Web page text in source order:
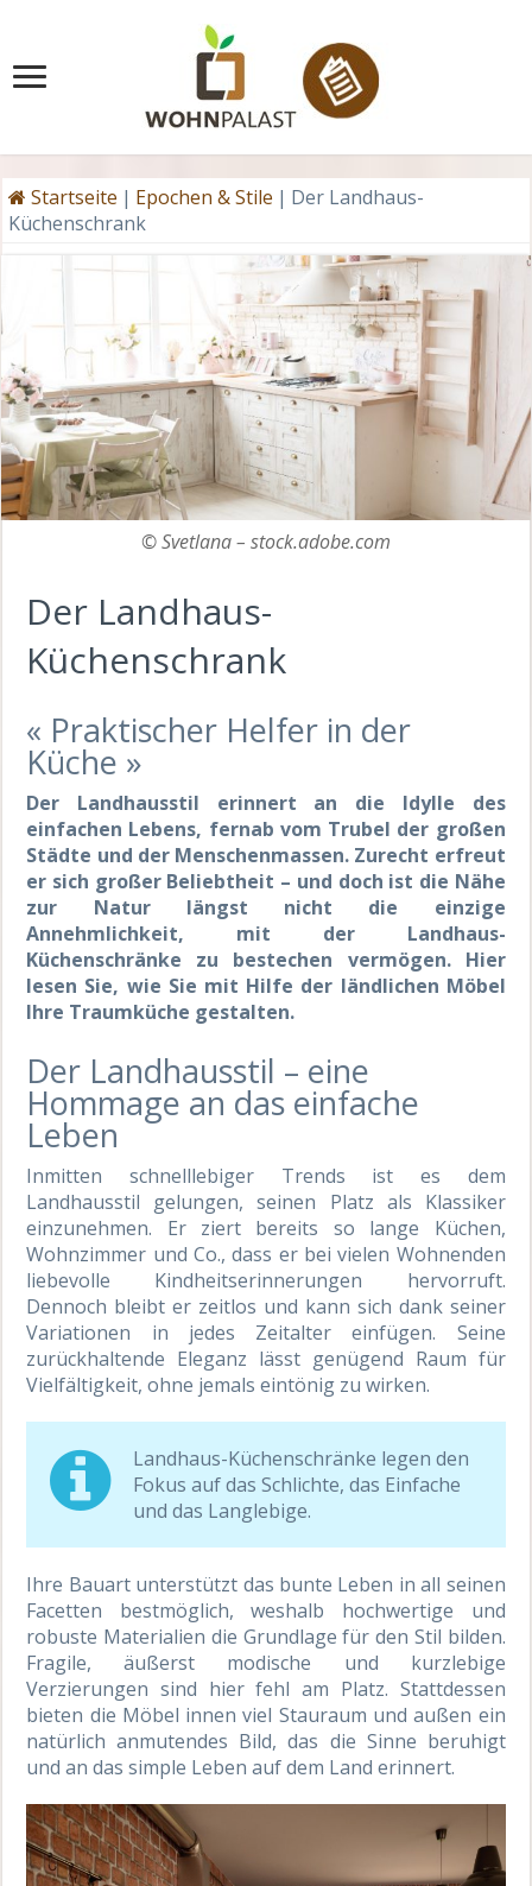
Startseite | Epochen & Stile | Der Landhaus-
Küchenschrank
© Svetlana – stock.adobe.com
Der Landhaus-
Küchenschrank
« Praktischer Helfer in der
Küche »
Der Landhausstil erinnert an die Idylle des
einfachen Lebens, fernab vom Trubel der großen
Städte und der Menschenmassen. Zurecht erfreut
er sich großer Beliebtheit – und doch ist die Nähe
zur Natur längst nicht die einzige
Annehmlichkeit, mit der Landhaus-
Küchenschränke zu bestechen vermögen. Hier
lesen Sie, wie Sie mit Hilfe der ländlichen Möbel
Ihre Traumküche gestalten.
Der Landhausstil – eine
Hommage an das einfache
Leben
Inmitten schnelllebiger Trends ist es dem
Landhausstil gelungen, seinen Platz als Klassiker
einzunehmen. Er ziert bereits so lange Küchen,
Wohnzimmer und Co., dass er bei vielen Wohnenden
liebevolle Kindheitserinnerungen hervorruft.
Dennoch bleibt er zeitlos und kann sich dank seiner
Variationen in jedes Zeitalter einfügen. Seine
zurückhaltende Eleganz lässt genügend Raum für
Vielfältigkeit, ohne jemals eintönig zu wirken.
Landhaus-Küchenschränke legen den
Fokus auf das Schlichte, das Einfache
und das Langlebige.
Ihre Bauart unterstützt das bunte Leben in all seinen
Facetten bestmöglich, weshalb hochwertige und
robuste Materialien die Grundlage für den Stil bilden.
Fragile, äußerst modische und kurzlebige
Verzierungen sind hier fehl am Platz. Stattdessen
bieten die Möbel innen viel Stauraum und außen ein
natürlich anmutendes Bild, das die Sinne beruhigt
und an das simple Leben auf dem Land erinnert.